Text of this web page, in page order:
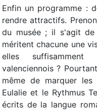
Enfin un programme :
rendre attractifs.
du musée ; il s'agit
méritent chacune une
elles
valenciennois ?
même de marquer
Eulalie et le Rythmus
écrits de la langue